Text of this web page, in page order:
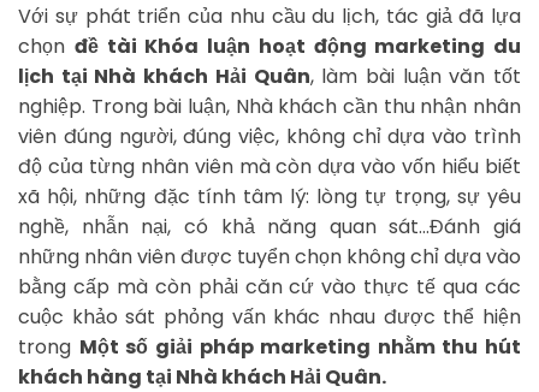
Với sự phát triển của nhu cầu du lịch, tác giả đã lựa
chọn đề tài Khóa luận hoạt động marketing du
lịch tại Nhà khách Hải Quân, làm bài luận văn tốt
nghiệp. Trong bài luận, Nhà khách cần thu nhận nhân
viên đúng người, đúng việc, không chỉ dựa vào trình
độ của từng nhân viên mà còn dựa vào vốn hiểu biết
xã hội, những đặc tính tâm lý: lòng tự trọng, sự yêu
nghề, nhẫn nại, có khả năng quan sát…Đánh giá
những nhân viên được tuyển chọn không chỉ dựa vào
bằng cấp mà còn phải căn cứ vào thực tế qua các
cuộc khảo sát phỏng vấn khác nhau được thể hiện
trong Một số giải pháp marketing nhằm thu hút
khách hàng tại Nhà khách Hải Quân.